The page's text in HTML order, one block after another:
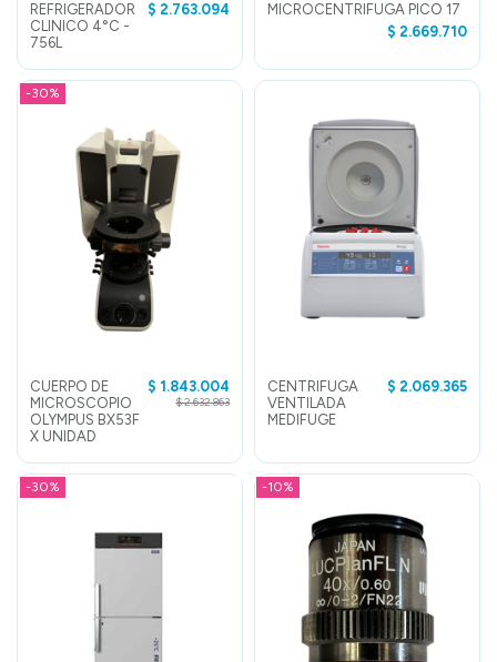
REFRIGERADOR
CLINICO 4°C -
756L
$ 2.763.094
MICROCENTRIFUGA PICO 17
$ 2.669.710
-30%
CUERPO DE
MICROSCOPIO
OLYMPUS BX53F
X UNIDAD
$ 1.843.004
$ 2.632.863
CENTRIFUGA
VENTILADA
MEDIFUGE
$ 2.069.365
-30% -10%